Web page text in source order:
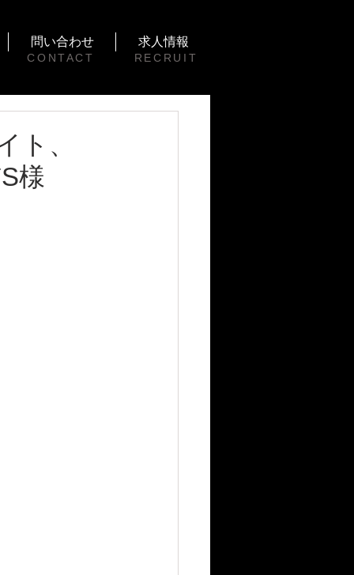
問い合わせ 求人情報
CONTACT RECRUIT
ト、
様